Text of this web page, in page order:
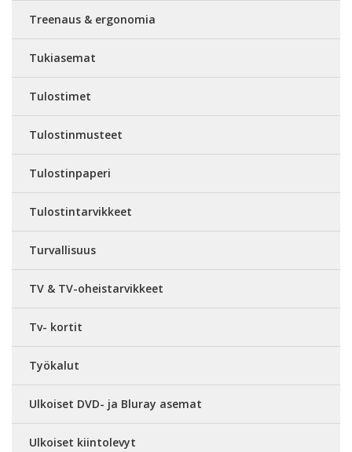
Treenaus & ergonomia
Tukiasemat
Tulostimet
Tulostinmusteet
Tulostinpaperi
Tulostintarvikkeet
Turvallisuus
TV & TV-oheistarvikkeet
Tv- kortit
Työkalut
Ulkoiset DVD- ja Bluray asemat
Ulkoiset kiintolevyt